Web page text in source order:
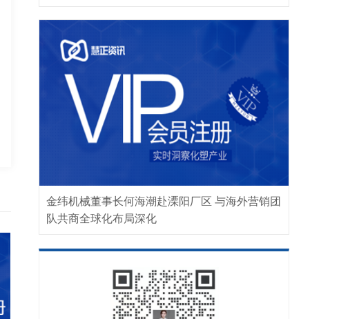
金纬机械董事长何海潮赴溧阳厂区 与海外营销团
队共商全球化布局深化